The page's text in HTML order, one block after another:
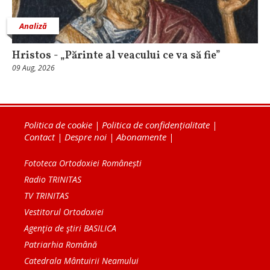
Analiză
Hristos - „Părinte al veacului ce va să fie”
09 Aug, 2026
Politica de cookie | Politica de confidențialitate |
Contact| Despre noi | Abonamente |
Fototeca Ortodoxiei Românești
Radio TRINITAS
TV TRINITAS
Vestitorul Ortodoxiei
Agenţia de ştiri BASILICA
Patriarhia Română
Catedrala Mântuirii Neamului